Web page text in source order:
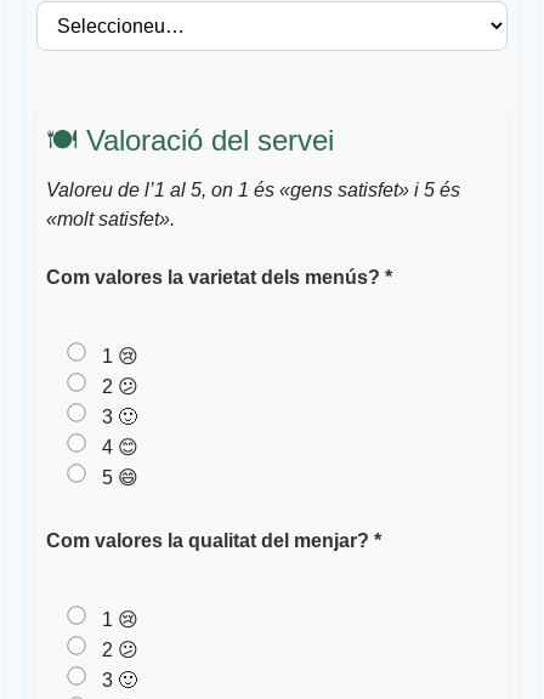
🍽️ Valoració del servei
Valoreu de l’1 al 5, on 1 és «gens satisfet» i 5 és
«molt satisfet».
Com valores la varietat dels menús? *
1 😢
2 😕
3 🙂
4 😊
5 😄
Com valores la qualitat del menjar? *
1 😢
2 😕
3 🙂